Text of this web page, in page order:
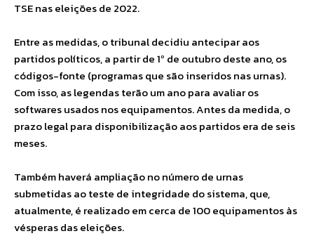
TSE nas eleições de 2022.
Entre as medidas, o tribunal decidiu antecipar aos
partidos políticos, a partir de 1º de outubro deste ano, os
códigos-fonte (programas que são inseridos nas urnas).
Com isso, as legendas terão um ano para avaliar os
softwares usados nos equipamentos. Antes da medida, o
prazo legal para disponibilização aos partidos era de seis
meses.
Também haverá ampliação no número de urnas
submetidas ao teste de integridade do sistema, que,
atualmente, é realizado em cerca de 100 equipamentos às
vésperas das eleições.